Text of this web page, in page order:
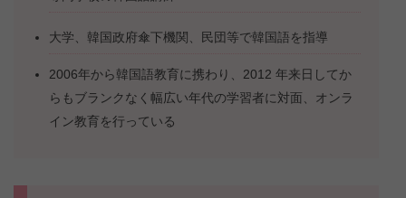
大学、韓国政府傘下機関、民団等で韓国語を指導
2006年から韓国語教育に携わり、2012 年来日してか
らもブランクなく幅広い年代の学習者に対面、オンラ
イン教育を行っている